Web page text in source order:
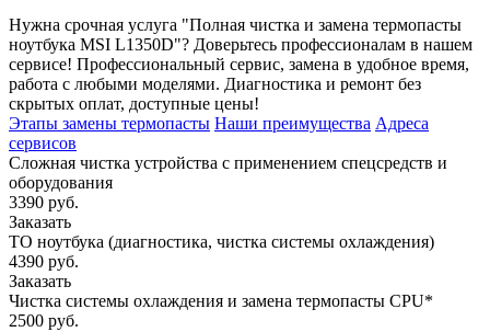
Нужна срочная услуга "Полная чистка и замена термопасты
ноутбука MSI L1350D"? Доверьтесь профессионалам в нашем
сервисе! Профессиональный сервис, замена в удобное время,
работа с любыми моделями. Диагностика и ремонт без
скрытых оплат, доступные цены!
Этапы замены термопасты Наши преимущества Адреса
сервисов
Сложная чистка устройства с применением спецсредств и
оборудования
3390 руб.
Заказать
ТО ноутбука (диагностика, чистка системы охлаждения)
4390 руб.
Заказать
Чистка системы охлаждения и замена термопасты CPU*
2500 руб.